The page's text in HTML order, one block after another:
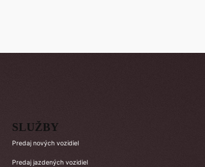
SLUŽBY
Predaj nových vozidiel
Predaj jazdených vozidiel